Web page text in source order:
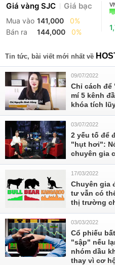
Giá vàng SJC Giá bạc
Mua vào 141,000
0%
Bán ra
144,000 0%
Tin tức, bài viết mới nhất về
09/07/2022
Chỉ cách để
mí 5 kênh
khóa tích
03/07/2022
2 yếu tố để
"hụt hơi":
chuyên gia
17/03/2022
Chuyên gia
tư vẫn có
thị trường
03/03/2022
Cổ phiếu
"sập" nếu
nhóm dầu
thay vì cơ